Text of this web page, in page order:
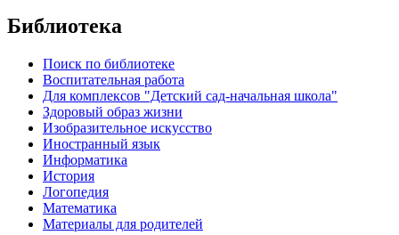
Библиотека
Поиск по библиотеке
Воспитательная работа
Для комплексов "Детский сад-начальная школа"
Здоровый образ жизни
Изобразительное искусство
Иностранный язык
Информатика
История
Логопедия
Математика
Материалы для родителей